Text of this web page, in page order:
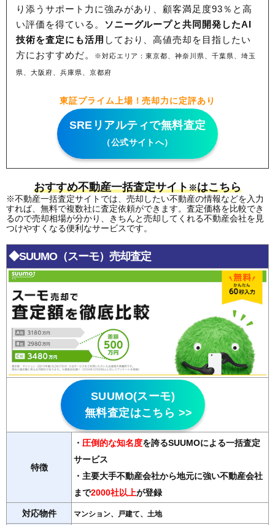
り添うサポート力に強みがあり、顧客満足度93％と高
い評価を得ている。 ソニーグループと共同開発したAI
技術を査定にも活用 しており、高値売却を目指したい
方におすすめだ。
※対応エリア：東京都、神奈川県、千葉県、埼玉
県、大阪府、兵庫県、京都府
東証プライム上場！売却力に定評あり
SREリアルティで無料査定
（公式サイトへ）
おすすめ不動産一括査定サイト※はこちら
※不動産一括査定サイトでは、売却したい不動産の情報などを入力
すれば、無料で複数社に査定依頼ができます。査定価格を比較でき
るので売却相場が分かり、きちんと売却してくれる不動産会社を見
つけやすくなる便利なサービスです。
◆SUUMO（スーモ）売却査定
SUUMO(スーモ)
無料査定はこちら >>
特徴
・ 圧倒的な知名度を誇るSUUMOによる一括査定
サービス
・主要大手不動産会社から地元に強い不動産会社
まで2000社以上が登録
対応物件 マンション、戸建て、土地